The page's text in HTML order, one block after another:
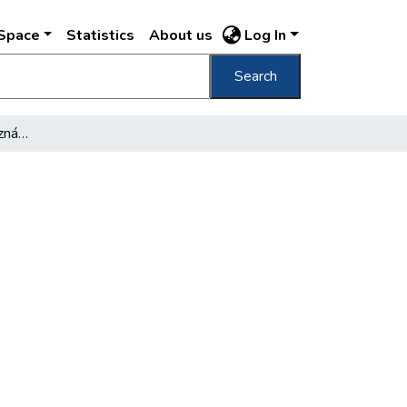
Statistics About us Log In
Search
Sorbaálltam az autóbusznál…